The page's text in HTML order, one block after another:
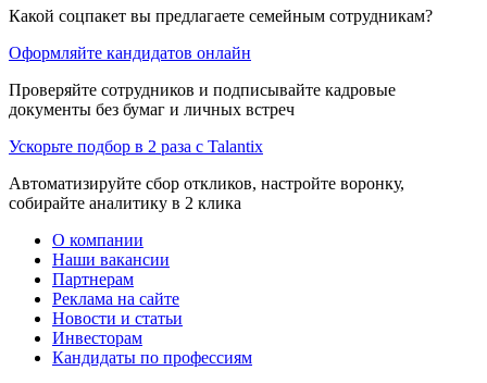
Какой соцпакет вы предлагаете семейным сотрудникам?
Оформляйте кандидатов онлайн
Проверяйте сотрудников и подписывайте кадровые
документы без бумаг и личных встреч
Ускорьте подбор в 2 раза с Talantix
Автоматизируйте сбор откликов, настройте воронку,
собирайте аналитику в 2 клика
О компании
Наши вакансии
Партнерам
Реклама на сайте
Новости и статьи
Инвесторам
Кандидаты по профессиям